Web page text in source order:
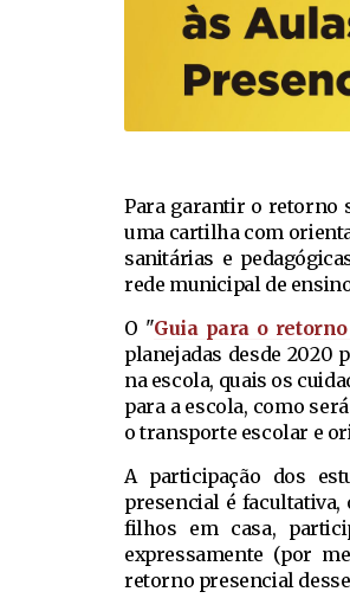
Para garantir o retorno
uma cartilha com
sanitárias e
rede municipal de
O "Guia para o
planejadas desde 2020
na escola, quais os
para a escola, como
o transporte escolar e
A participação dos
presencial é facultativa,
filhos em casa,
expressamente (por
retorno presencial